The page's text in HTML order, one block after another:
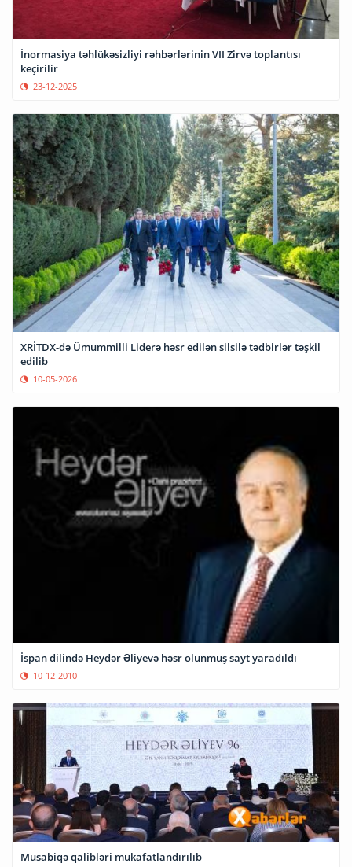
İnormasiya təhlükəsizliyi rəhbərlərinin VII Zirvə toplantısı
keçirilir
23-12-2025
XRİTDX-də Ümummilli Liderə həsr edilən silsilə tədbirlər təşkil
edilib
10-05-2026
İspan dilində Heydər Əliyevə həsr olunmuş sayt yaradıldı
10-12-2010
Müsabiqə qalibləri mükafatlandırılıb